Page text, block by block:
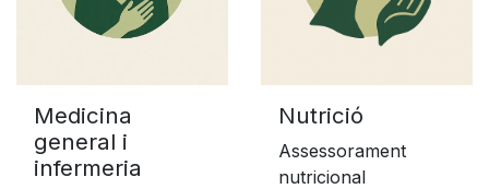
Medicina
general i
infermeria
Nutrició
Assessorament
nutricional